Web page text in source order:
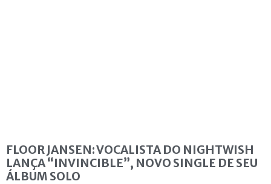
FLOOR JANSEN: VOCALISTA DO NIGHTWISH
LANÇA “INVINCIBLE”, NOVO SINGLE DE SEU
ÁLBUM SOLO